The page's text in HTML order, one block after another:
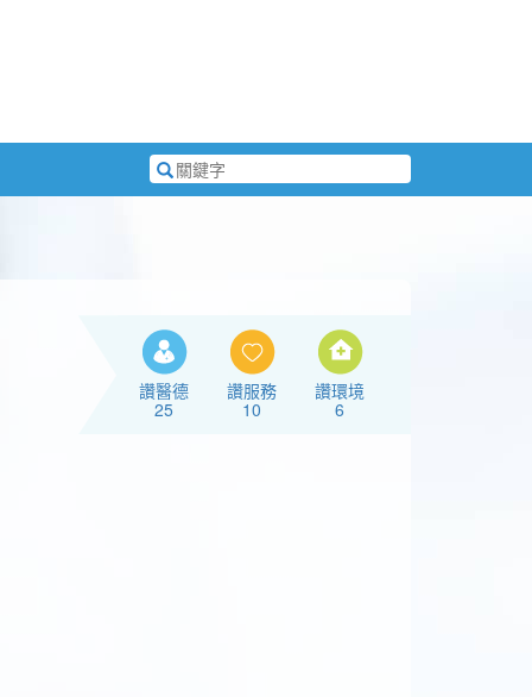
搜
尋
讚醫德
25
讚服務
10
讚環境
6